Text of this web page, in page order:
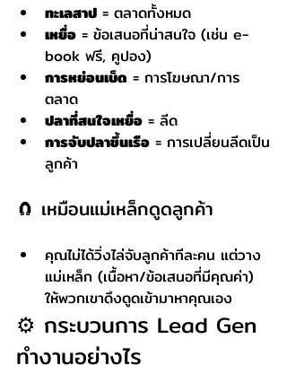
ทะเลสาป = ตลาดทั้งหมด
เหยื่อ = ข้อเสนอที่น่าสนใจ (เช่น e-
book ฟรี, คูปอง)
การหย่อนเบ็ด = การโฆษณา/การ
ตลาด
ปลาที่สนใจเหยื่อ = ลีด
การจับปลาขึ้นเรือ = การเปลี่ยนลีดเป็น
ลูกค้า
🧲 เหมือนแม่เหล็กดูดลูกค้า
คุณไม่ได้วิ่งไล่จับลูกค้าทีละคน แต่วาง
แม่เหล็ก (เนื้อหา/ข้อเสนอที่มีคุณค่า)
ให้พวกเขาดึงดูดเข้ามาหาคุณเอง
⚙️ กระบวนการ Lead Gen
ทำงานอย่างไร